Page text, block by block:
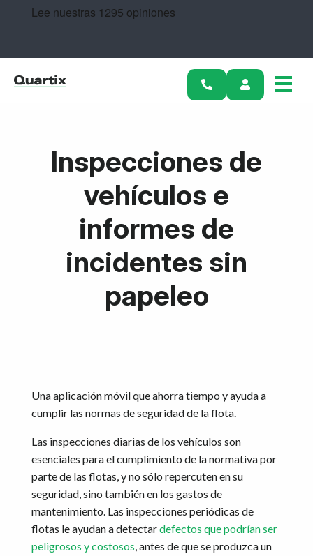
Inspecciones de
vehículos e
informes de
incidentes sin
papeleo
Una aplicación móvil que ahorra tiempo y ayuda a
cumplir las normas de seguridad de la flota.
Las inspecciones diarias de los vehículos son
esenciales para el cumplimiento de la normativa por
parte de las flotas, y no sólo repercuten en su
seguridad, sino también en los gastos de
mantenimiento. Las inspecciones periódicas de
flotas le ayudan a detectardefectos que podrían ser
peligrosos y costosos, antes de que se produzca un
Soluciones
Historias de éxito
Recursos
Empiece hoy